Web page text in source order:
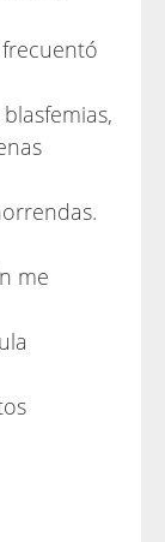
me